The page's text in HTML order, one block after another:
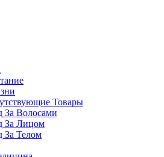
Товары
За Волосами
За Лицом
За Телом